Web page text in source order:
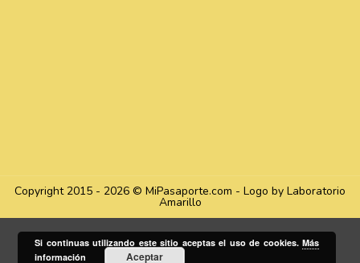
Copyright 2015 - 2026 © MiPasaporte.com - Logo by Laboratorio
Amarillo
Si continuas utilizando este sitio aceptas el uso de cookies. Más
información
Aceptar